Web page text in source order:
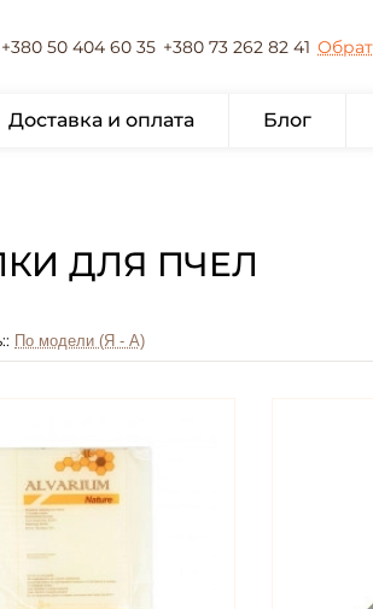
+380 50 404 60 35 +380 73 262 82 41
Доставка и оплата Блог
ДЛЯ ПЧЕЛ